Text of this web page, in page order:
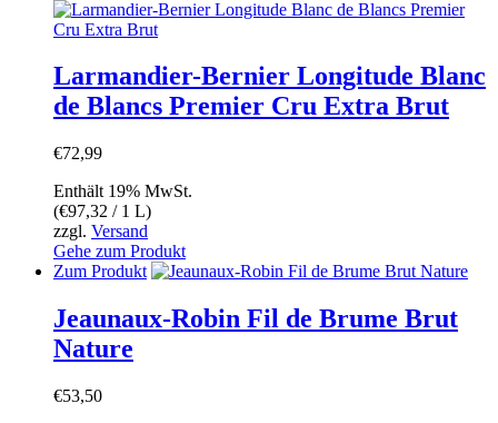
Larmandier-Bernier Longitude Blanc
de Blancs Premier Cru Extra Brut
€72,99
Enthält 19% MwSt.
(€97,32 / 1 L)
zzgl. Versand
Gehe zum Produkt
Zum Produkt
Jeaunaux-Robin Fil de Brume Brut
Nature
€53,50